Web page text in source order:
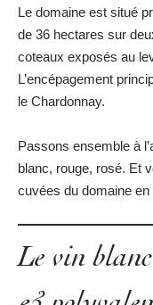
Le domaine est situé
de 36 hectares sur
coteaux exposés au
L’encépagement
le Chardonnay.
Passons ensemble à
blanc, rouge, rosé. Et
cuvées du domaine
Le vin